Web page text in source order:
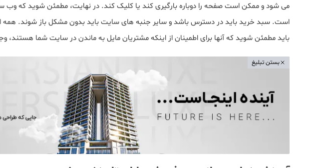
می شود و ممکن است صفحه را دوباره بارگیری کند یا کلیک کند. در نهایت، مطمئن شوید که وب
است. سبد خرید باید در دسترس باشد و سایر جنبه های سایت باید بدون مشکل باز شوند. همه
باید مطمئن شوید که آنها برای اطمینان از اینکه مشتریان مایل به ماندن در سایت شما هستند،
بستن تبلیغ